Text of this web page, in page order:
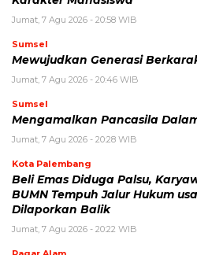
Jumat, 7 Agu 2026 - 20:58 WIB
Sumsel
Mewujudkan Generasi
Jumat, 7 Agu 2026 - 20:46 WIB
Sumsel
Mengamalkan Pancasila
Jumat, 7 Agu 2026 - 20:28 WIB
Kota Palembang
Beli Emas Diduga Palsu,
BUMN Tempuh Jalur Hukum
Dilaporkan Balik
Jumat, 7 Agu 2026 - 20:22 WIB